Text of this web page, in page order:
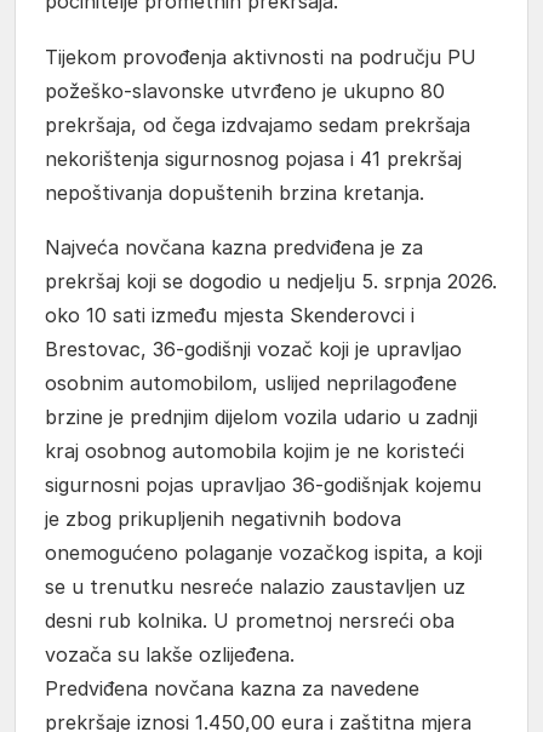
Tijekom provođenja aktivnosti na području PU
požeško-slavonske utvrđeno je ukupno 80
prekršaja, od čega izdvajamo sedam prekršaja
nekorištenja sigurnosnog pojasa i 41 prekršaj
nepoštivanja dopuštenih brzina kretanja.
Najveća novčana kazna predviđena je za
prekršaj koji se dogodio u nedjelju 5. srpnja 2026.
oko 10 sati između mjesta Skenderovci i
Brestovac, 36-godišnji vozač koji je upravljao
osobnim automobilom, uslijed neprilagođene
brzine je prednjim dijelom vozila udario u zadnji
kraj osobnog automobila kojim je ne koristeći
sigurnosni pojas upravljao 36-godišnjak kojemu
je zbog prikupljenih negativnih bodova
onemogućeno polaganje vozačkog ispita, a koji
se u trenutku nesreće nalazio zaustavljen uz
desni rub kolnika. U prometnoj nersreći oba
vozača su lakše ozlijeđena.
Predviđena novčana kazna za navedene
prekršaje iznosi 1.450,00 eura i zaštitna mjera